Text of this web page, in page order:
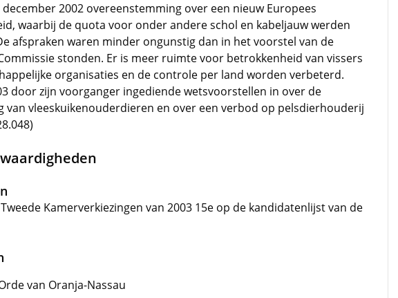
2002 overeenstemming over een nieuw Europees
waarbij de quota voor onder andere schol en kabeljauw werden
afspraken waren minder ongunstig dan in het voorstel van de
stonden. Er is meer ruimte voor betrokkenheid van vissers
organisaties en de controle per land worden verbeterd.
door zijn voorganger ingediende wetsvoorstellen in over de
van vleeskuikenouderdieren en over een verbod op pelsdierhouderij
Kamerverkiezingen van 2003 15e op de kandidatenlijst van de
van Oranja-Nassau